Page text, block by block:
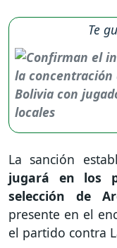
Te
La sanción
jugará en los
selección de
presente en el
el partido contra